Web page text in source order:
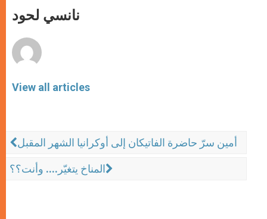
p
p e
o
k
نانسي لحود
View all articles
أمين سرّ حاضرة الفاتيكان إلى أوكرانيا الشهر المقبل
المناخ يتغيّر.... وأنت؟؟